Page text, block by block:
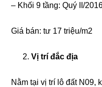
– Khối 9 tầng: Quý II/
Giá bán: tư 17 triệu/m2
Vị trí đắc địa
Nằm tại vị trí lô đất N09,